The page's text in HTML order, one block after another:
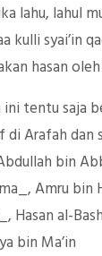
lahu, lahul
kulli syai’in
hasan
tentu saja
Arafah dan
bin
Amru bin
Hasan al-
bin Ma’in